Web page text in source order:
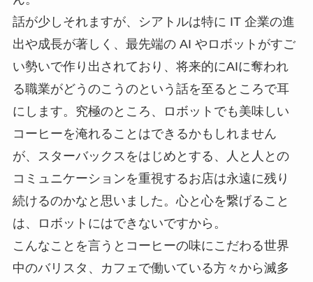
話が少しそれますが、シアトルは特に IT 企業の進
出や成長が著しく、最先端の AI やロボットがすご
い勢いで作り出されており、将来的にAIに奪われ
る職業がどうのこうのという話を至るところで耳
にします。究極のところ、ロボットでも美味しい
コーヒーを淹れることはできるかもしれません
が、スターバックスをはじめとする、人と人との
コミュニケーションを重視するお店は永遠に残り
続けるのかなと思いました。心と心を繋げること
は、ロボットにはできないですから。
こんなことを言うとコーヒーの味にこだわる世界
中のバリスタ、カフェで働いている方々から滅多